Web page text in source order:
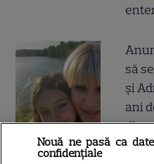
să
și
ani
din
Nouă ne pasă ca
confidențiale